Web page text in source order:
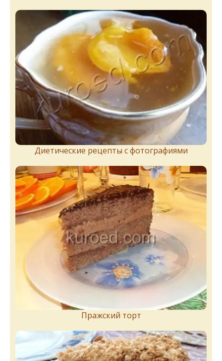
Диетические рецепты с фотографиями
Пражский торт